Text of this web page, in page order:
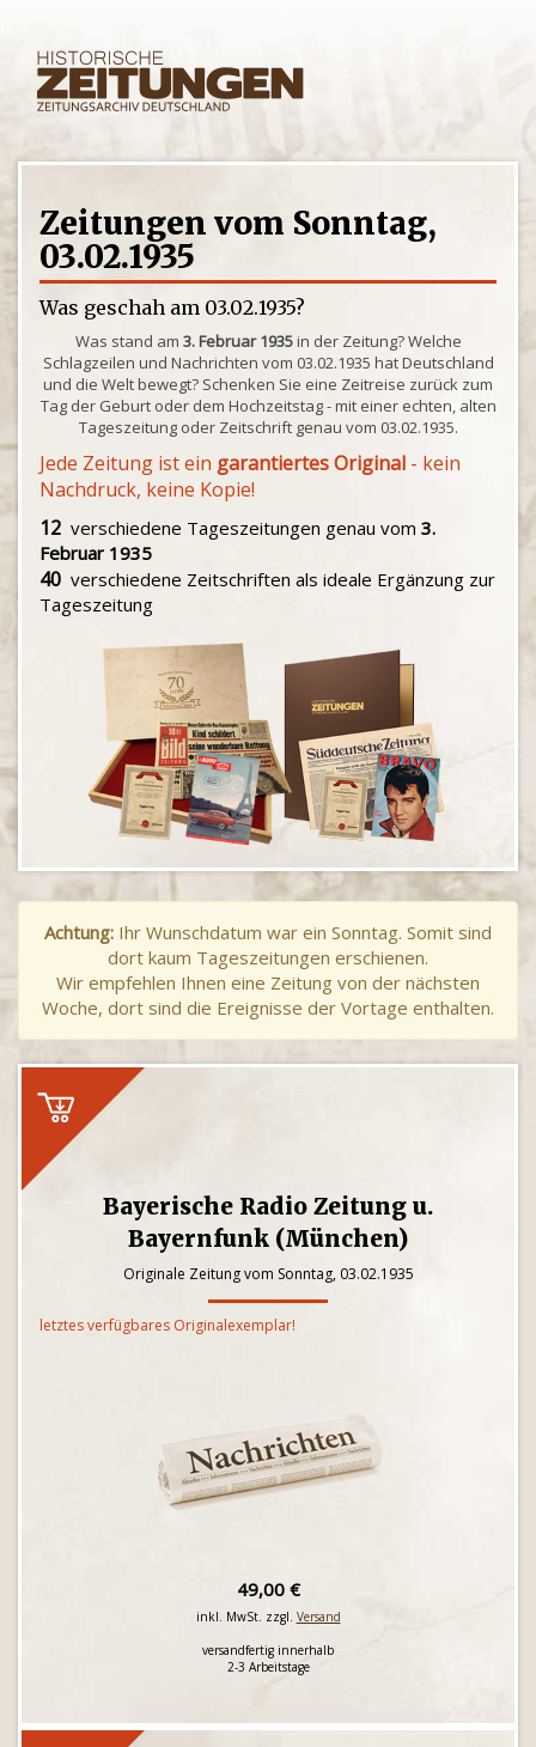
Zeitungen vom Sonntag,
03.02.1935
Was geschah am 03.02.1935?
Was stand am 3. Februar 1935in der Zeitung? Welche
Schlagzeilen und Nachrichten vom 03.02.1935 hat Deutschland
und die Welt bewegt? Schenken Sie eine Zeitreise zurück zum
Tag der Geburt oder dem Hochzeitstag - mit einer echten, alten
Tageszeitung oder Zeitschrift genau vom 03.02.1935.
Jede Zeitung ist ein garantiertes Original - kein
Nachdruck, keine Kopie!
12 verschiedene Tageszeitungen genau vom 3.
Februar 1935
40 verschiedene Zeitschriften als ideale Ergänzung zur
Tageszeitung
Achtung: Ihr Wunschdatum war ein Sonntag. Somit sind
dort kaum Tageszeitungen erschienen.
Wir empfehlen Ihnen eine Zeitung von der nächsten
Woche, dort sind die Ereignisse der Vortage enthalten.
Bayerische Radio Zeitung u.
Bayernfunk (München)
Originale Zeitung vom Sonntag, 03.02.1935
letztes verfügbares Originalexemplar!
49,00 €
inkl. MwSt. zzgl. Versand
versandfertig innerhalb
2-3 Arbeitstage